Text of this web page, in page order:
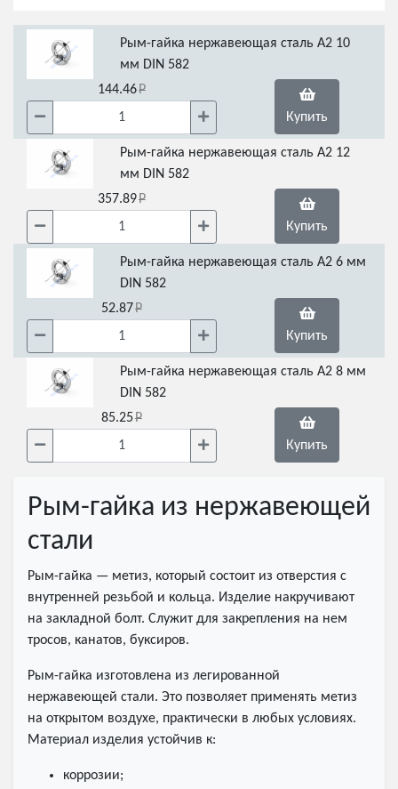
Рым-гайка нержавеющая сталь А2 10
мм DIN 582
144.46
Купить
Рым-гайка нержавеющая сталь А2 12
мм DIN 582
357.89
Купить
Рым-гайка нержавеющая сталь А2 6 мм
DIN 582
52.87
Купить
Рым-гайка нержавеющая сталь А2 8 мм
DIN 582
85.25
Купить
Рым-гайка из нержавеющей
стали
Рым-гайка — метиз, который состоит из отверстия с
внутренней резьбой и кольца. Изделие накручивают
на закладной болт. Служит для закрепления на нем
тросов, канатов, буксиров.
Рым-гайка изготовлена из легированной
нержавеющей стали. Это позволяет применять метиз
на открытом воздухе, практически в любых условиях.
Материал изделия устойчив к:
коррозии;